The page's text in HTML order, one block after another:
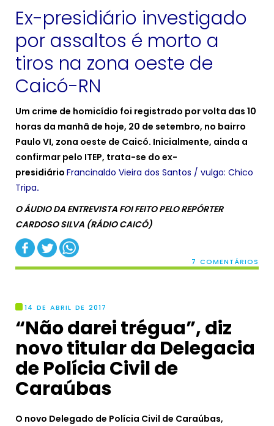
Ex-presidiário investigado
por assaltos é morto a
tiros na zona oeste de
Caicó-RN
Um crime de homicídio foi registrado por volta das 10
horas da manhã de hoje, 20 de setembro, no bairro
Paulo VI, zona oeste de Caicó. Inicialmente, ainda a
confirmar pelo ITEP, trata-se do ex-
presidiário Francinaldo Vieira dos Santos / vulgo: Chico
Tripa.
O ÁUDIO DA ENTREVISTA FOI FEITO PELO REPÓRTER
CARDOSO SILVA (RÁDIO CAICÓ)
7 COMENTÁRIOS
14 DE ABRIL DE 2017
“Não darei trégua”, diz
novo titular da Delegacia
de Polícia Civil de
Caraúbas
O novo Delegado de Polícia Civil de Caraúbas,